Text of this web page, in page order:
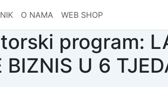
O NAMA WEB SHOP
program:
BIZNIS U 6